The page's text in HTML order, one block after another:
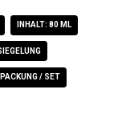
INHALT: 80 ML
PACKUNG / SET